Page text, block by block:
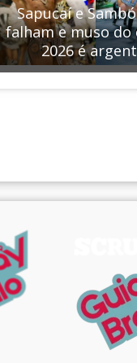
Sapucaí e
falham e muso do
2026 é